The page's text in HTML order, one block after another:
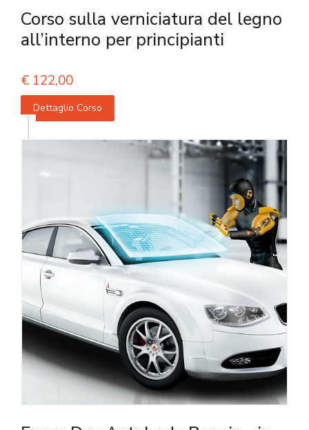
Corso sulla verniciatura del legno
all’interno per principianti
€ 122,00
Dettaglio Corso